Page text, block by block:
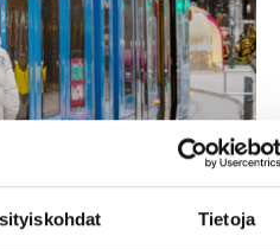
Tietoja